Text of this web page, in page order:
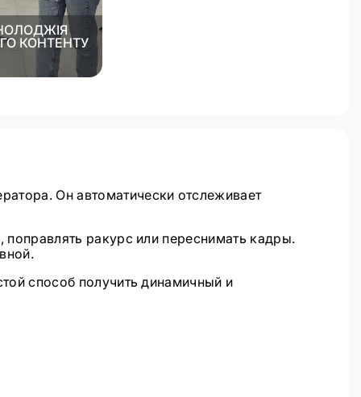
КОНТЕНТУ
Он автоматически отслеживает
ракурс или переснимать кадры.
способ получить динамичный и